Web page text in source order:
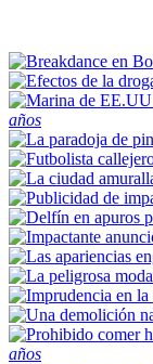
años
años